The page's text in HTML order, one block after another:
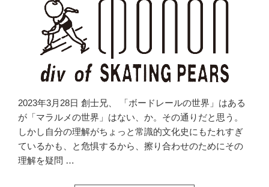
2023年3月28日 創士兄、 「ボードレールの世界」はある
が「マラルメの世界」はない、か。その通りだと思う。
しかし自分の理解がちょっと常識的文化史にもたれすぎ
ているかも、と危惧するから、擦り合わせのためにその
理解を疑問 …